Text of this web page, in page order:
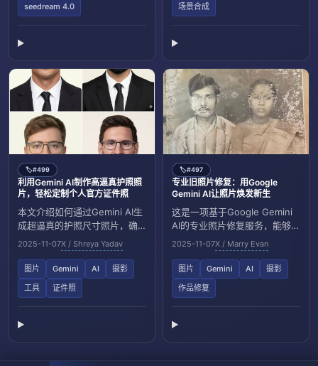
seedream 4.0
场景合成
🏷️#499
利用Gemini AI制作高逼真护照照
片，轻松定制个人官方证件照
本文介绍如何通过Gemini AI生
成超逼真的护照尺寸照片，确
保面部高度相似、专业风格，
适用于身份证或护照，操作简
便效果自然。首先要上传一张
你的照片。
2025-11-07X / Shreya Yadav
图片 Gemini AI
摄影
工具
证件照
🏷️#497
专业旧照片修复：用Google
Gemini AI让照片焕发新生
这是一项基于Google Gemini
AI的专业照片修复服务，能够将
老照片编辑成1080x1920像
素，赋予现代美感，增强色彩
和真实感。非免费AI滤镜，需私
信咨询套餐详情。
2025-11-07X / Marry Evan
图片 Gemini AI
摄影
作品修复